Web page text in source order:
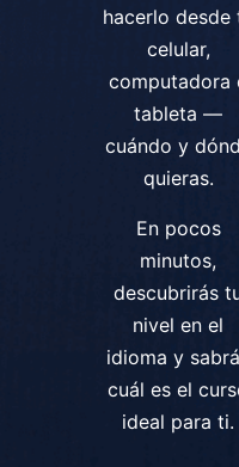
hacerlo desde
celular,
computadora
tableta —
cuándo y
quieras.
En pocos
minutos,
descubrirás
nivel en el
idioma y
cuál es el
ideal para ti.